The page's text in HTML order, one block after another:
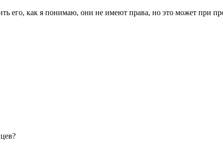
его, как я понимаю, они не имеют права, но это может при